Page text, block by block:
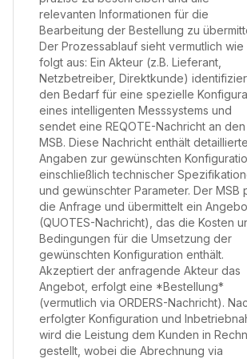
relevanten Informationen für die
Bearbeitung der Bestellung zu
Der Prozessablauf sieht vermutlich wie
folgt aus: Ein Akteur (z.B. Lieferant,
Netzbetreiber, Direktkunde)
den Bedarf für eine spezielle
eines intelligenten Messsystems und
sendet eine REQOTE-Nachricht an den
MSB. Diese Nachricht enthält detaillierte
Angaben zur gewünschten
einschließlich technischer
und gewünschter Parameter. Der MSB
die Anfrage und übermittelt ein
(QUOTES-Nachricht), das die Kosten
Bedingungen für die Umsetzung der
gewünschten Konfiguration enthält.
Akzeptiert der anfragende Akteur das
Angebot, erfolgt eine *Bestellung*
(vermutlich via ORDERS-Nachricht).
erfolgter Konfiguration und
wird die Leistung dem Kunden in
gestellt, wobei die Abrechnung via